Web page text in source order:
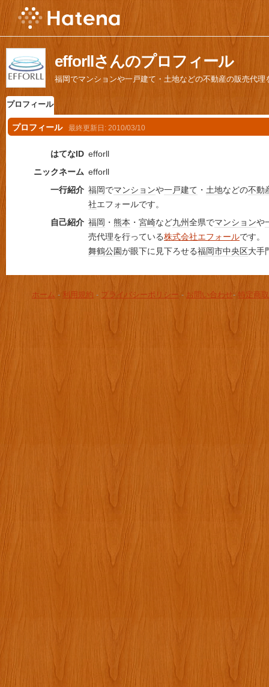
efforllさんのプロフィール
福岡でマンションや一戸建て・土地などの不動産の販売代
プロフィール
プロフィール 最終更新日: 2010/03/10
はてなID efforll
ニックネーム efforll
一行紹介 福岡でマンションや一戸建て ・ 土地などの不動
社エフォールです。
自己紹介 福岡 ・ 熊本 ・ 宮崎など九州全県でマンションや
売代理を行っている株式会社エフォールです。
舞鶴公園が眼下に見下ろせる福岡市中央区大手
ホーム - 利用規約 - プライバシーポリシー - お問い合わせ- 特定商